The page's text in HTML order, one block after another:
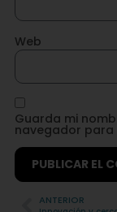
Web
Guarda mi
navegador para
Alternative:
ANTERIOR